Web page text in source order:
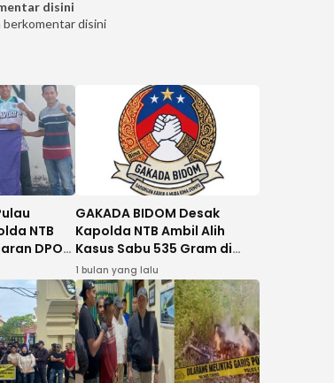
disini
berkomentar disini
NTB
DPO
Bima
GAKADA BIDOM Desak
Kapolda NTB Ambil Alih
Kasus Sabu 535 Gram di
Bima
1 bulan yang lalu